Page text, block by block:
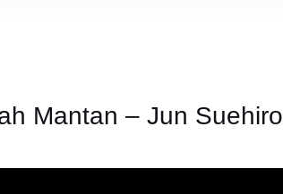
Mantan – Jun Suehiro